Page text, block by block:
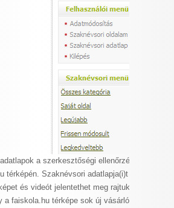
a szerkesztőségi ellenőrzés után, a
térképén. Szaknévsori adatlapja(i)t és a
és videót jelentethet meg rajtuk,
a faiskola.hu térképe sok új vásárlót és